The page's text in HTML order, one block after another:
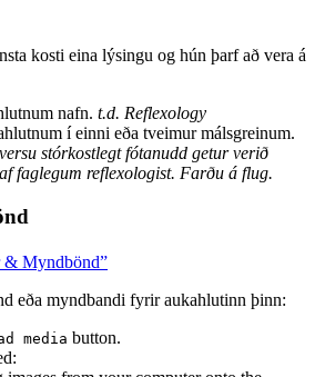
kosti eina lýsingu og hún þarf að vera á
nafn. t.d. Reflexology
í einni eða tveimur málsgreinum.
stórkostlegt fótanudd getur verið
faglegum reflexologist. Farðu á flug.
& Myndbönd”
eða myndbandi fyrir aukahlutinn þinn:
media button.